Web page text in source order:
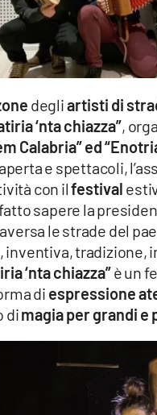
degliartisti di
‘nta chiazza”,
Calabria” ed
e spettacoli,
con ilfestival
sapere la
le strade del
tradizione,
‘nta chiazza”è un
di espressione
dimagia per grandi e